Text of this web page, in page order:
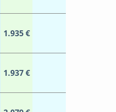
1.935 €
1.937 €